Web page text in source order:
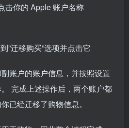
击你的 Apple 账户名称
”迁移购买”选项并点击它
账户的账户信息，并按照设置
完成上述操作后，两个账户都
已经迁移了购物信息。